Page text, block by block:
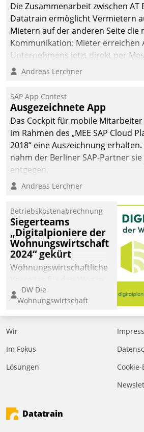
Die Zusammenarbeit zwischen AT
Datatrain ermöglicht Vermietern
Mietern auf der anderen Seite die
Kommunikation: Mieter erreichen
Unternehmens jetzt direkt per
Mitarbeiter oder Dienstleister
Andreas Lerchner
SAP App Contest
Ausgezeichnete App
Das Cockpit für mobile
im Rahmen des „MEE SAP Cloud
2018“ eine Auszeichnung
nahm der Berliner SAP-Partner
entgegen.
Andreas Lerchner
Betriebskostenabrechnung
Siegerteams
„Digitalpioniere der
Wohnungswirtschaft
2024“ gekürt
Wohnungswirtschaftliche
eine digitale Zukunft zu
finden, ist das Ziel des
Awards „Digitalpioniere
der
Bewerben können sich
dafür ein Team
DW Die
Wohnungswirtschaft
Wir
Im Fokus
Lösungen
Datatrain